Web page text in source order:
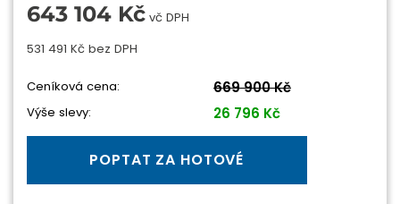
643 104 Kč vč DPH
531 491 Kč bez DPH
Ceníková cena: 669 900 Kč
Výše slevy: 26 796 Kč
POPTAT ZA HOTOVÉ